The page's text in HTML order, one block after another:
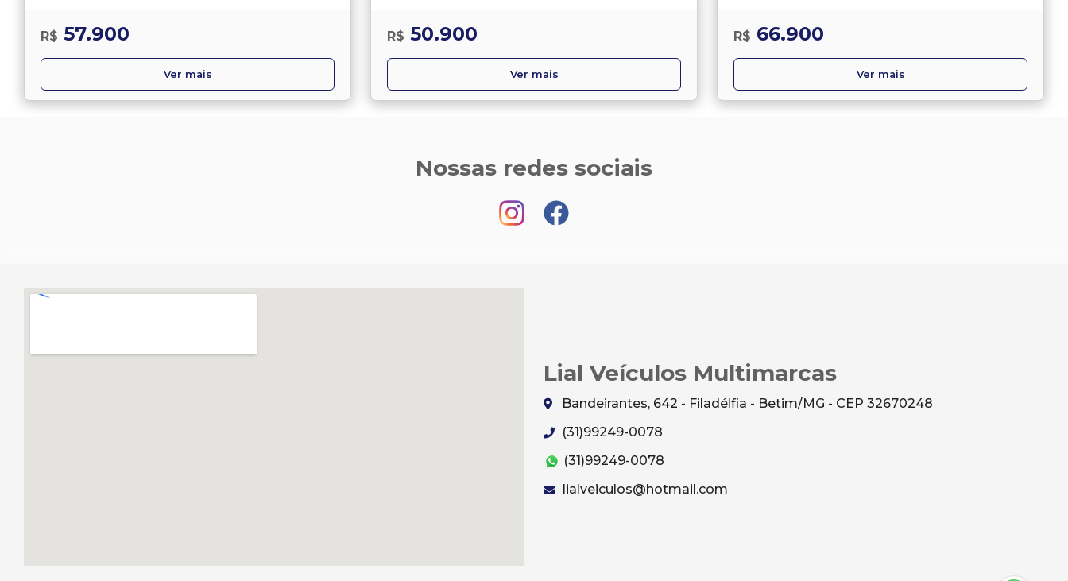
R$ 57.900
Ver mais
R$ 50.900
Ver mais
R$ 66.900
Ver mais
Nossas redes sociais
Lial Veículos Multimarcas
Bandeirantes, 642 - Filadélfia - Betim/MG - CEP 32670248
(31)99249-0078
(31)99249-0078
lialveiculos@hotmail.com